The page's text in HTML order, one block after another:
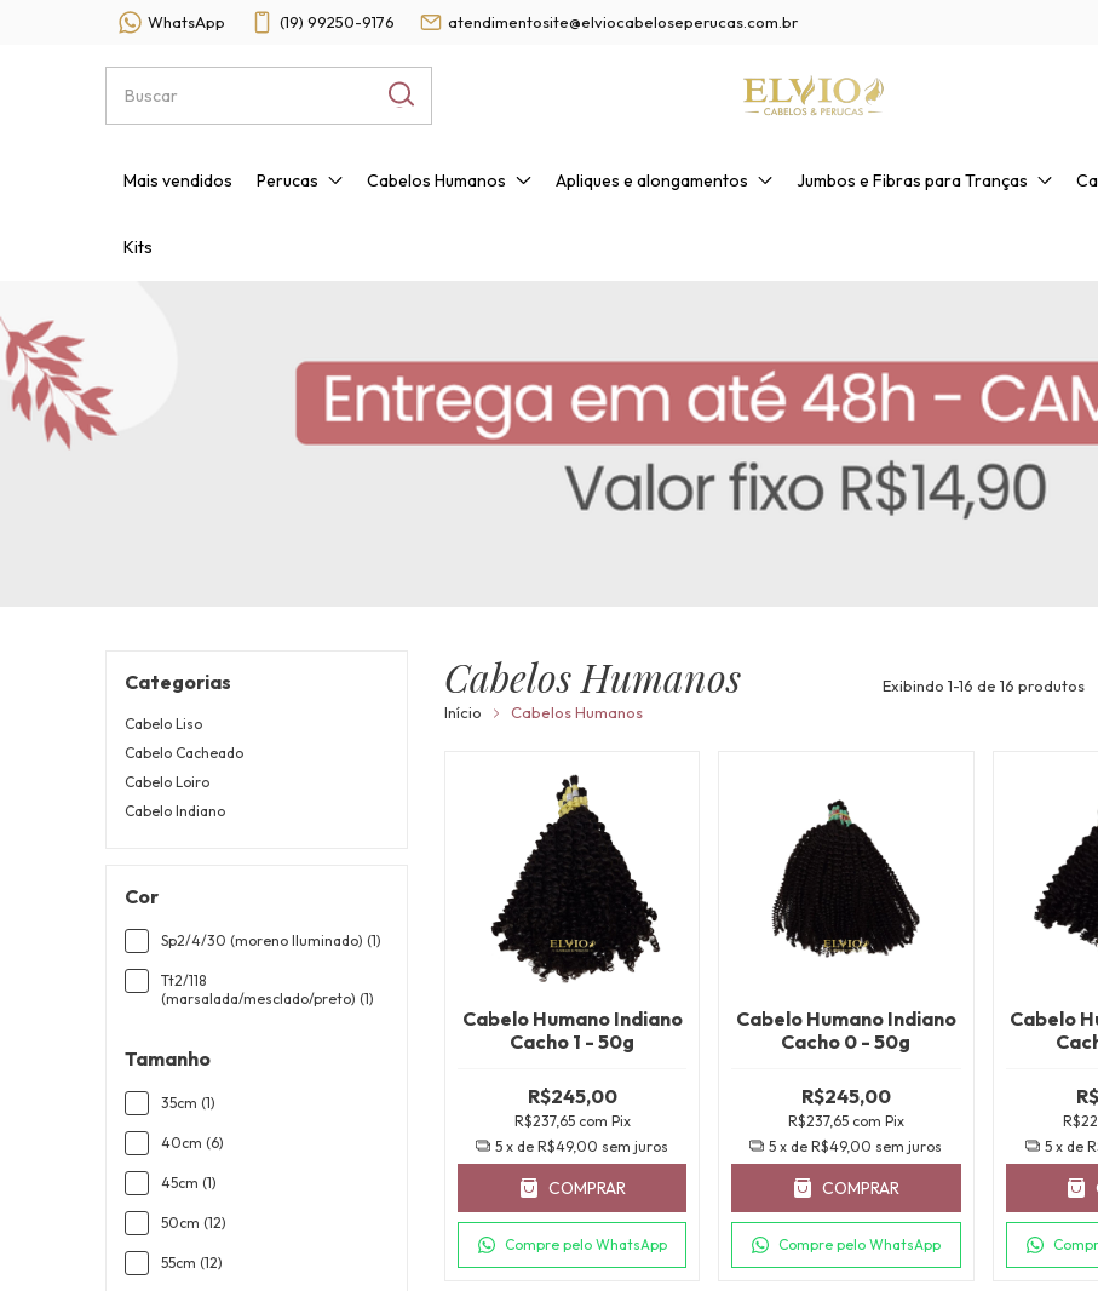
WhatsApp (19) 99250-9176 atendimentosite@elviocabeloseperucas.com.br
Mais vendidos Perucas Cabelos Humanos Apliques e alongamentos Jumbos e Fibras para Tranças
Kits
Categorias
Cabelo Liso
Cabelo Cacheado
Cabelo Loiro
Cabelo Indiano
Cor
Sp2/4/30 (moreno Iluminado) (1)
Tt2/118
(marsalada/mesclado/preto) (1)
Tamanho
35cm (1)
40cm (6)
45cm (1)
50cm (12)
55cm (12)
Cabelos Humanos
Início Cabelos Humanos
Exibindo 1-16 de 16 produtos
Cabelo Humano Indiano
Cacho 1 - 50g
R$245,00
R$237,65 com Pix
5 x deR$49,00 sem juros
COMPRAR
Compre pelo WhatsApp
Cabelo Humano Indiano
Cacho 0 - 50g
R$245,00
R$237,65 com Pix
5 x deR$49,00 sem juros
COMPRAR
Compre pelo WhatsApp
Cabelo
5 x de